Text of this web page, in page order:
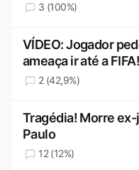
3 (100%)
VÍDEO: Jogador
ameaça ir até a
2 (42,9%)
Tragédia! Morre
Paulo
12 (12%)